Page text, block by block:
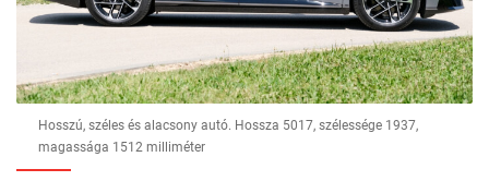
Hosszú, széles és alacsony autó. Hossza 5017, szélessége 1937,
magassága 1512 milliméter